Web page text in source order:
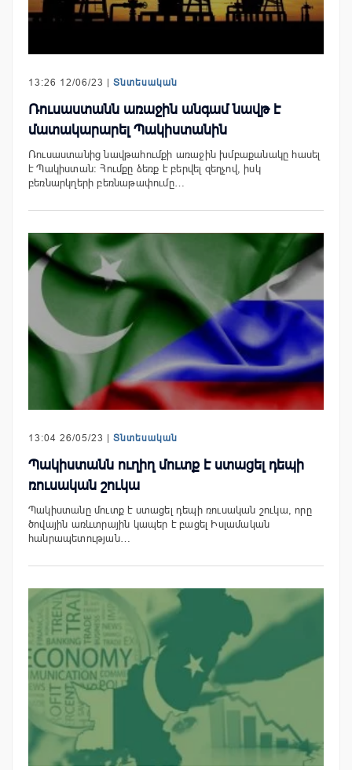
13:26 12/06/23 | Տնտեսական
Ռուսաստանն առաջին անգամ նավթ է
մատակարարել Պակիստանին
Ռուսաստանից նավթահումքի առաջին խմբաքանակը հասել
է Պակիստան: Հումքը ձեռք է բերվել զեղչով, իսկ
բեռնարկղերի բեռնաթափումը…
13:04 26/05/23 | Տնտեսական
Պակիստանն ուղիղ մուտք է ստացել դեպի
ռուսական շուկա
Պակիստանը մուտք է ստացել դեպի ռուսական շուկա, որը
ծովային առևտրային կապեր է բացել Իսլամական
հանրապետության…